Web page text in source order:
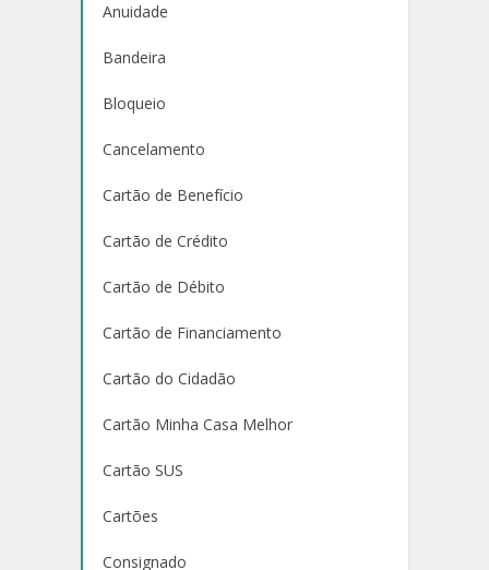
Anuidade
Bandeira
Bloqueio
Cancelamento
Cartão de Benefício
Cartão de Crédito
Cartão de Débito
Cartão de Financiamento
Cartão do Cidadão
Cartão Minha Casa Melhor
Cartão SUS
Cartões
Consignado